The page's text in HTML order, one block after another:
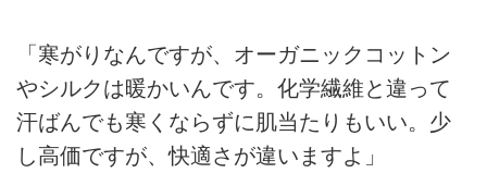
「寒がりなんですが、オーガニックコットン
やシルクは暖かいんです。化学繊維と違って
汗ばんでも寒くならずに肌当たりもいい。少
し高価ですが、快適さが違いますよ」